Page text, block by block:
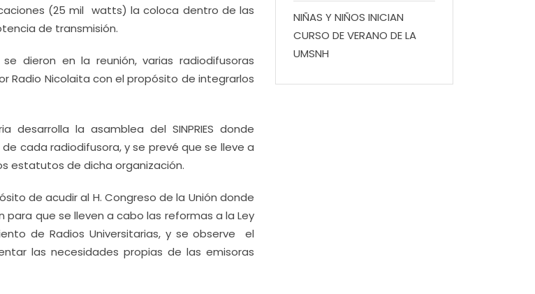
(25 mil watts) la coloca dentro de las
de transmisión.
dieron en la reunión, varias radiodifusoras
Radio Nicolaita con el propósito de integrarlos
la asamblea del SINPRIES donde
cada radiodifusora, y se prevé que se lleve a
estatutos de dicha organización.
de acudir al H. Congreso de la Unión donde
que se lleven a cabo las reformas a la Ley
de Radios Universitarias, y se observe el
las necesidades propias de las emisoras
NIÑAS Y NIÑOS INICIAN
CURSO DE VERANO DE LA
UMSNH